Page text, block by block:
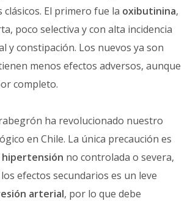
clásicos. El primero fue la oxibutinina,
poco selectiva y con alta incidencia
y constipación. Los nuevos ya son
menos efectos adversos, aunque
completo.
ha revolucionado nuestro
en Chile. La única precaución es
hipertensión no controlada o severa,
efectos secundarios es un leve
arterial, por lo que debe